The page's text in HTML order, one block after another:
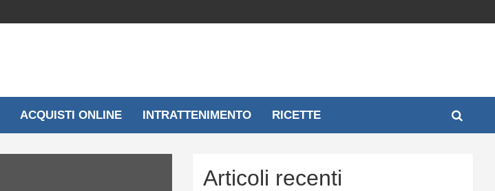
ACQUISTI ONLINE INTRATTENIMENTO RICETTE
Articoli recenti